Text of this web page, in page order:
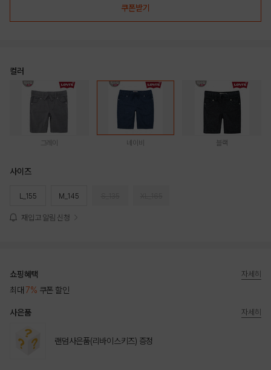
쿠폰받기
컬러
그레이 네이비 블랙
사이즈
L_155 M_145
재입고 알림 신청
쇼핑혜택
최대 7% 쿠폰 할인
자세히
사은품
랜덤사은품(리바이스키즈) 증정
자세히